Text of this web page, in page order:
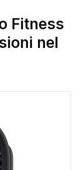
Fitness
nel